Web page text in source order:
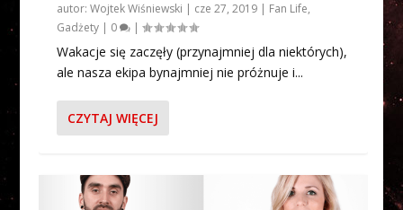
autor: Wojtek Wiśniewski | cze 27, 2019| Fan Life,
Gadżety| 0 |
Wakacje się zaczęły (przynajmniej dla niektórych),
ale nasza ekipa bynajmniej nie próżnuje i...
CZYTAJ WIĘCEJ